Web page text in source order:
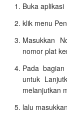
Buka aplikasi
klik menu
Masukkan
nomor plat
Pada
untuk
melanjutkan
lalu